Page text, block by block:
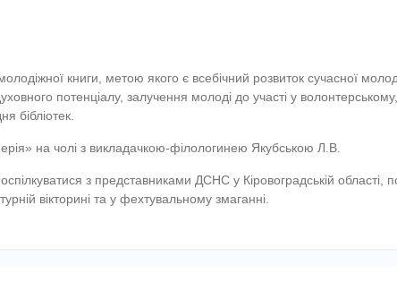
книги, метою якого є всебічний розвиток сучасної
потенціалу, залучення молоді до участі у
бібліотек.
на чолі з викладачкою-філологинею Якубською Л.В.
з представниками ДСНС у Кіровоградській області,
вікторині та у фехтувальному змаганні.